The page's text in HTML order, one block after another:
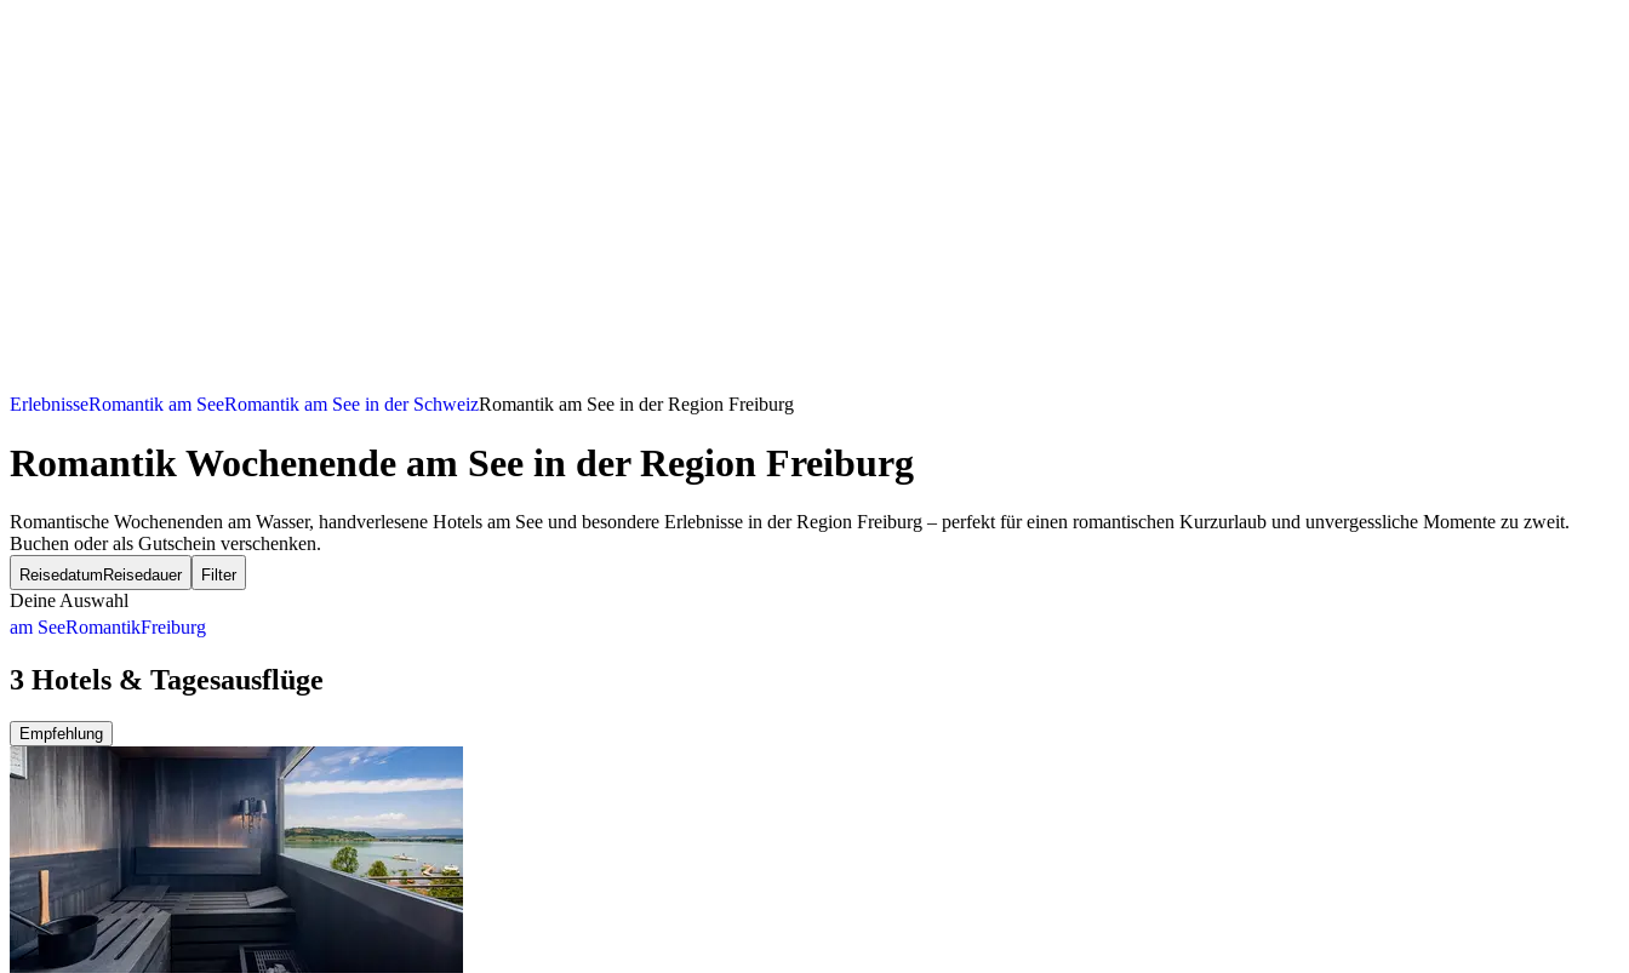
ErlebnisseRomantik am SeeRomantik am See in der SchweizRomantik am See in der Region Freiburg
Romantik Wochenende am See in der Region Freiburg
Romantische Wochenenden am Wasser, handverlesene Hotels am See und besondere Erlebnisse in der Region Freiburg – perfekt für einen romantischen Kurzurlaub und unvergessliche Momente zu zweit.
Buchen oder als Gutschein verschenken.
Reisedatum Reisedauer Filter
Deine Auswahl
am SeeRomantikFreiburg
3 Hotels & Tagesausflüge
Empfehlung